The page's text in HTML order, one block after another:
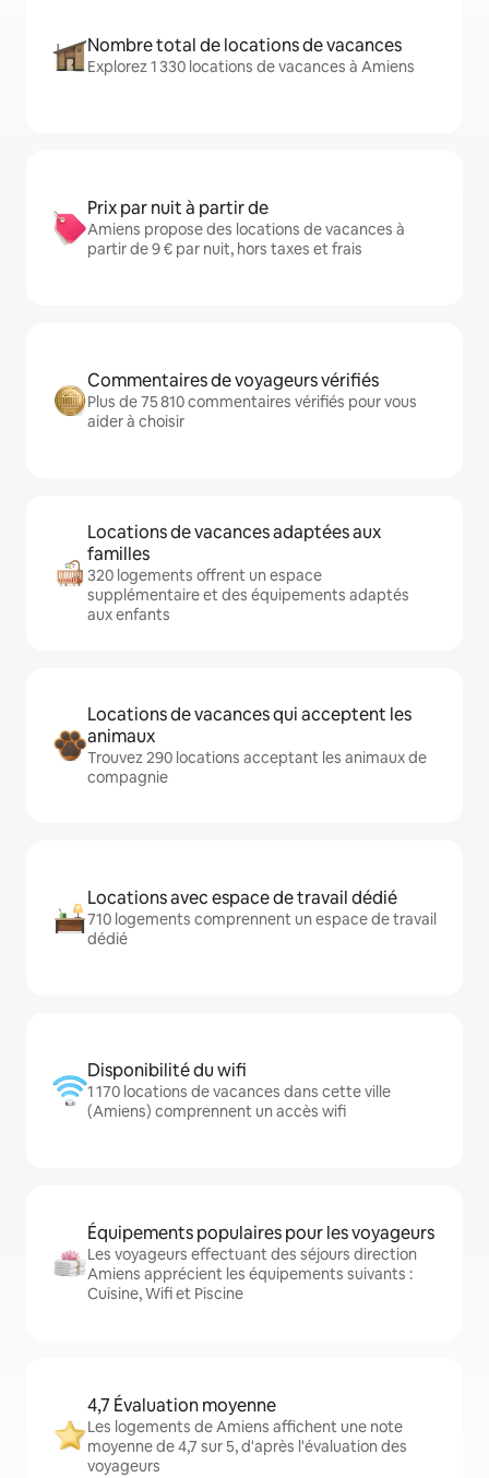
Nombre total de locations de vacances
Explorez 1 330 locations de vacances à Amiens
Prix par nuit à partir de
Amiens propose des locations de vacances à
partir de 9 € par nuit, hors taxes et frais
Commentaires de voyageurs vérifiés
Plus de 75 810 commentaires vérifiés pour vous
aider à choisir
Locations de vacances adaptées aux
familles
320 logements offrent un espace
supplémentaire et des équipements adaptés
aux enfants
Locations de vacances qui acceptent les
animaux
Trouvez 290 locations acceptant les animaux de
compagnie
Locations avec espace de travail dédié
710 logements comprennent un espace de travail
dédié
Disponibilité du wifi
1 170 locations de vacances dans cette ville
(Amiens) comprennent un accès wifi
Équipements populaires pour les voyageurs
Les voyageurs effectuant des séjours direction
Amiens apprécient les équipements suivants :
Cuisine, Wifi et Piscine
4,7 Évaluation moyenne
Les logements de Amiens affichent une note
moyenne de 4,7 sur 5, d'après l'évaluation des
voyageurs